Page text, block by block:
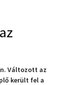
Változott az
került fel a